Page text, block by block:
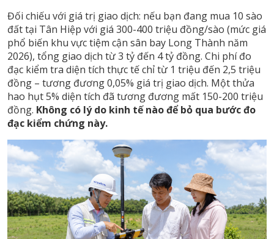
Đối chiếu với giá trị giao dịch: nếu bạn đang mua 10 sào
đất tại Tân Hiệp với giá 300-400 triệu đồng/sào (mức giá
phổ biến khu vực tiệm cận sân bay Long Thành năm
2026), tổng giao dịch từ 3 tỷ đến 4 tỷ đồng. Chi phí đo
đạc kiểm tra diện tích thực tế chỉ từ 1 triệu đến 2,5 triệu
đồng – tương đương 0,05% giá trị giao dịch. Một thửa
hao hụt 5% diện tích đã tương đương mất 150-200 triệu
đồng. Không có lý do kinh tế nào để bỏ qua bước đo
đạc kiểm chứng này.